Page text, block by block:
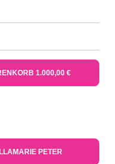
1.000,00 €
PETER